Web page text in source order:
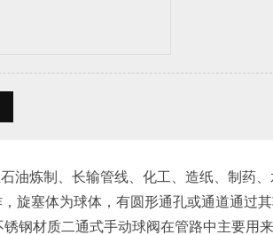
油炼制、长输管线、化工、造纸、制药
旋塞体为球体，有圆形通孔或通道通过其
锈钢材质二通式手动球阀在管路中主要用